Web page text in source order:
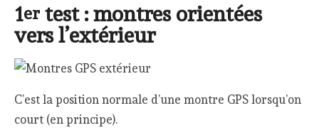
1er test : montres orientées
vers l’extérieur
C’est la position normale d’une montre GPS lorsqu’on
court (en principe).